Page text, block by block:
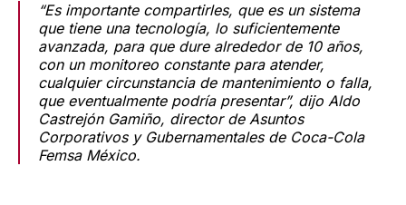
“Es importante compartirles, que es un sistema
que tiene una tecnología, lo suficientemente
avanzada, para que dure alrededor de 10 años,
con un monitoreo constante para atender,
cualquier circunstancia de mantenimiento o falla,
que eventualmente podría presentar”, dijo Aldo
Castrejón Gamiño, director de Asuntos
Corporativos y Gubernamentales de Coca-Cola
Femsa México.